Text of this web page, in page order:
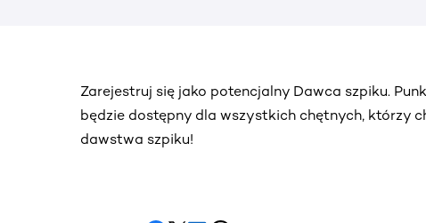
Zarejestruj się jako potencjalny Dawca szpiku.
będzie dostępny dla wszystkich chętnych, którzy
dawstwa szpiku!